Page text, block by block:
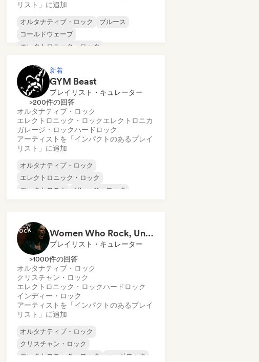
リスト」に追加
オルタナティブ・ロック
ブルース
コールドウェーブ
エレクトロニック・ロック
インディー・ロック
新着
GYM Beast
プレイリスト・キュレーター
>200件の回答
オルタナティブ・ロック
エレクトロニック・ロックエレクトロニカ
ガレージ・ロックハードロック
アーティストを「インパクトのあるプレイ
リスト」に追加
オルタナティブ・ロック
エレクトロニック・ロック
エレクトロニカ
ガレージ・ロック
Women Who Rock, Unapologetically
プレイリスト・キュレーター
>1000件の回答
オルタナティブ・ロック
クリスチャン・ロック
エレクトロニック・ロックハードロック
インディー・ロック
アーティストを「インパクトのあるプレイ
リスト」に追加
オルタナティブ・ロック
クリスチャン・ロック
エレクトロニック・ロック
ハードロック